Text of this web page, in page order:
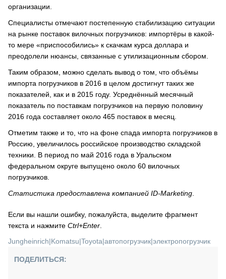
организации.
Специалисты отмечают постепенную стабилизацию ситуации
на рынке поставок вилочных погрузчиков: импортёры в какой-
то мере «приспособились» к скачкам курса доллара и
преодолели нюансы, связанные с утилизационным сбором.
Таким образом, можно сделать вывод о том, что объёмы
импорта погрузчиков в 2016 в целом достигнут таких же
показателей, как и в 2015 году. Усреднённый месячный
показатель по поставкам погрузчиков на первую половину
2016 года составляет около 465 поставок в месяц.
Отметим также и то, что на фоне спада импорта погрузчиков в
Россию, увеличилось российское производство складской
техники. В период по май 2016 года в Уральском
федеральном округе выпущено около 60 вилочных
погрузчиков.
Статистика предоставлена компанией ID-Marketing
Если вы нашли ошибку, пожалуйста, выделите фрагмент
текста и нажмите Ctrl+Enter
Jungheinrich|Komatsu|Toyota|автопогрузчик|электропогрузчик
ПОДЕЛИТЬСЯ: